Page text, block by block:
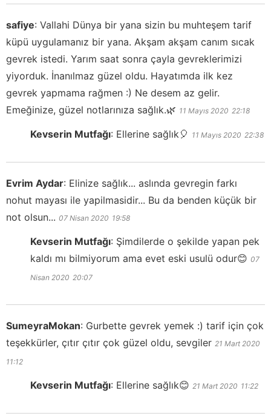
safiye: Vallahi Dünya bir yana sizin bu muhteşem tarif
küpü uygulamanız bir yana. Akşam akşam canım sıcak
gevrek istedi. Yarım saat sonra çayla gevreklerimizi
yiyorduk. İnanılmaz güzel oldu. Hayatımda ilk kez
gevrek yapmama rağmen :) Ne desem az gelir.
Emeğinize, güzel notlarınıza sağlık.🌿 11 Mayıs 2020 22:18
Kevserin Mutfağı: Ellerine sağlık🎈 11 Mayıs 2020 22:38
Evrim Aydar: Elinize sağlık... aslında gevregin farkı
nohut mayası ile yapilmasidir... Bu da benden küçük bir
not olsun... 07 Nisan 2020 19:58
Kevserin Mutfağı: Şimdilerde o şekilde yapan pek
kaldı mı bilmiyorum ama evet eski usulü odur😊 07
Nisan 2020 20:07
SumeyraMokan: Gurbette gevrek yemek :) tarif için çok
teşekkürler, çıtır çıtır çok güzel oldu, sevgiler 21 Mart 2020
11:12
Kevserin Mutfağı: Ellerine sağlık😊 21 Mart 2020 11:22